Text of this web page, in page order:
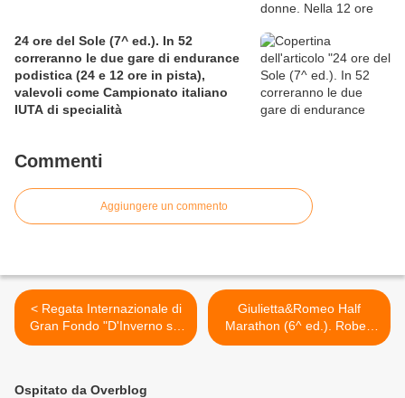
24 ore del Sole (7^ ed.). In 52
correranno le due gare di endurance
podistica (24 e 12 ore in pista),
valevoli come Campionato italiano
IUTA di specialità
Commenti
Aggiungere un commento
< Regata Internazionale di
Gran Fondo "D'Inverno sul
Po" (30^ ed.). Elevato
Giulietta&Romeo Half
Marathon (6^ ed.). Robert
Ndiwa e Eliana Patelli
Ospitato da Overblog